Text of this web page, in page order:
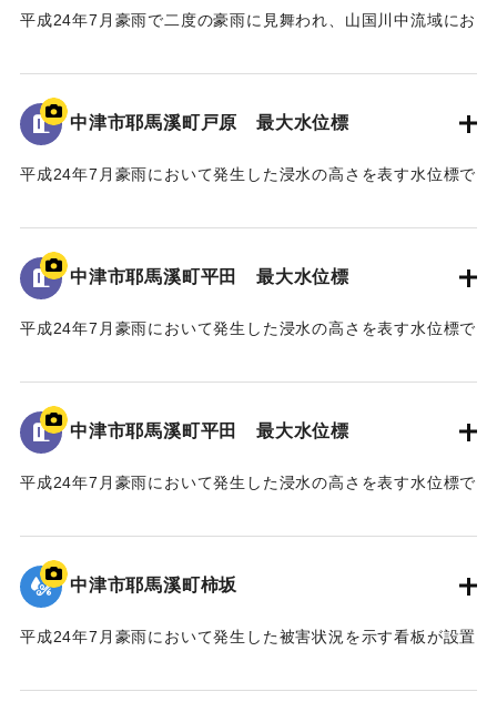
平成24年7月豪雨で二度の豪雨に見舞われ、山国川中流域にお
溪町平田地区・戸原地区で約70戸の家屋が浸水したことが記
された石碑。
山国川水害復興記念碑
び観測史上二番目となる記録的豪雨に二度も見舞われ、未曾
有の被害を受けた。
山国川中流域では、この二度の豪雨により、それぞれ約二
このため、国土交通省では「山国川床上浸水対策特別緊急
事業」を平成二十五年五月に採択し、山国川の中流部約十キ
ロ区間において、堤防整備や河道掘削などの緊急的な河川整
この間、事業の推進にあたり、地権者の皆様、地域の皆
今後、将来にわたり、山国川の美しい風景や自然の中で、
この水害の記憶が後世に引き継がれ、地域の安全・安心、水
害からの復興・発展に繋がることを心より願い、ここに銘記
中津市耶馬溪町戸原 最大水位標
平成24年7月豪雨において発生した浸水の高さを表す水位標で
地面から70cmの位置に水位が示されている。
｜固有コード: 09922072
中津市耶馬溪町平田 最大水位標
平成24年7月豪雨において発生した浸水の高さを表す水位標で
地面から160cmの位置に水位が示されている。
｜固有コード: 09922071
中津市耶馬溪町平田 最大水位標
平成24年7月豪雨において発生した浸水の高さを表す水位標で
地面から105cmの位置に水位が示されている。
｜固有コード: 09922070
中津市耶馬溪町柿坂
平成24年7月豪雨において発生した被害状況を示す看板が設置